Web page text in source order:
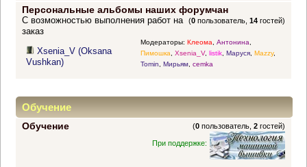
Персональные альбомы наших форумчан
(0 пользователь,14 гостей)
С возможностью выполнения работ на
заказ
Xsenia_V (Oksana
Vushkan)
Модераторы: Клеома, Антонина,
Пимошка, Xsenia_V, listik, Маруся, Mazzy,
Tomin, Мирьям, cemka
Обучение
Обучение (0 пользователь,2 гостей)
При поддержке: